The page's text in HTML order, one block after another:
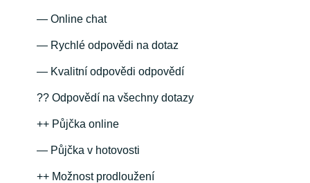
— Online chat
— Rychlé odpovědi na dotaz
— Kvalitní odpovědi odpovědí
?? Odpovědí na všechny dotazy
++ Půjčka online
— Půjčka v hotovosti
++ Možnost prodloužení